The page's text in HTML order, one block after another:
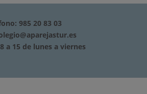
985 20 83 03
a 15 de lunes a viernes